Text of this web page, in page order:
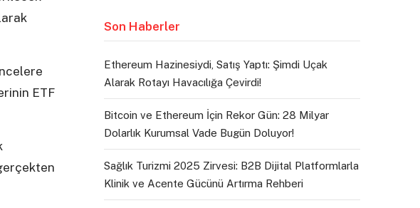
ETF
Son Haberler
Ethereum Hazinesiydi, Satış Yaptı: Şimdi Uçak
Alarak Rotayı Havacılığa Çevirdi!
Bitcoin ve Ethereum İçin Rekor Gün: 28 Milyar
Dolarlık Kurumsal Vade Bugün Doluyor!
Sağlık Turizmi 2025 Zirvesi: B2B Dijital Platformlarla
Klinik ve Acente Gücünü Artırma Rehberi